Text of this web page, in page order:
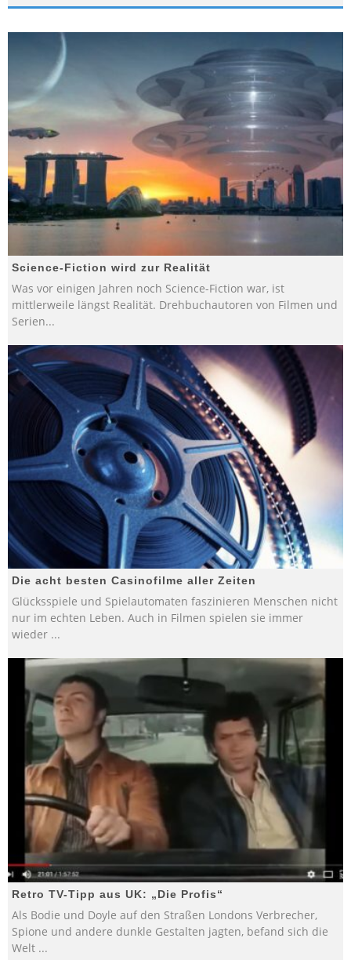
Science-Fiction wird zur Realität
Was vor einigen Jahren noch Science-Fiction war, ist
mittlerweile längst Realität. Drehbuchautoren von Filmen und
Serien...
Die acht besten Casinofilme aller Zeiten
Glücksspiele und Spielautomaten faszinieren Menschen nicht
nur im echten Leben. Auch in Filmen spielen sie immer
wieder ...
Retro TV-Tipp aus UK: „Die Profis“
Als Bodie und Doyle auf den Straßen Londons Verbrecher,
Spione und andere dunkle Gestalten jagten, befand sich die
Welt ...